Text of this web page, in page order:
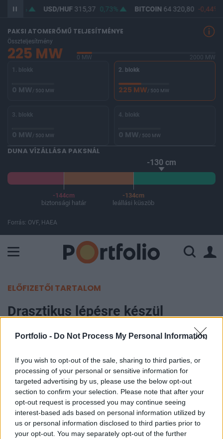
Portfolio - Do Not Process My Personal Information
If you wish to opt-out of the sale, sharing to third parties, or
processing of your personal or sensitive information for
targeted advertising by us, please use the below opt-out
section to confirm your selection. Please note that after your
opt-out request is processed you may continue seeing
interest-based ads based on personal information utilized by
us or personal information disclosed to third parties prior to
your opt-out. You may separately opt-out of the further
0,63% USD/HUF315,37 0,73% BITCOIN64 320,80 -0,44%
PAKSI ATOMERŐMŰ TELJESÍTMÉNYE
Összteljesítmény
225 MW 0 MW
2000 MW
1. blokk
0 MW/ 500 MW
2. blokk
225 MW/ 500 MW
3. blokk
0 MW/ 500 MW
4. blokk
0 MW/ 500 MW
DUNA VÍZÁLLÁSA PAKSNÁL
-130 cm
-144cm
biztonsági határ
-134cm
leállási küszöb
Forrás: OVF, HAEA
ELŐFIZETŐI TARTALOM
Drasztikus lépésre készül
dohányosok számára
Portfolio
2025. április 26. 09:30
Hongkong új dohánytermék-szabályozása nem
érinti a turistákat, a kormány egyensúlyt kíván
teremteni a közegészségügy védelme és a